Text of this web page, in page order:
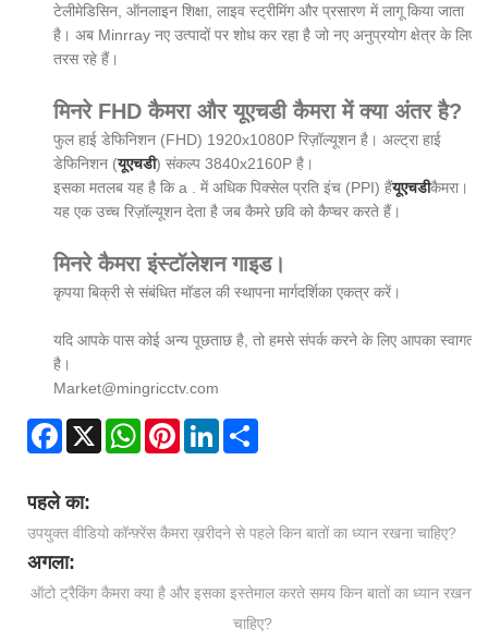
टेलीमेडिसिन, ऑनलाइन शिक्षा, लाइव स्ट्रीमिंग और प्रसारण में लागू किया जाता
है। अब Minrray नए उत्पादों पर शोध कर रहा है जो नए अनुप्रयोग क्षेत्र के लिए
तरस रहे हैं।
मिनरे FHD कैमरा और यूएचडी कैमरा में क्या अंतर है?
फुल हाई डेफिनिशन (FHD) 1920x1080P रिज़ॉल्यूशन है। अल्ट्रा हाई
डेफिनिशन (यूएचडी) संकल्प 3840x2160P है।
इसका मतलब यह है कि a . में अधिक पिक्सेल प्रति इंच (PPI) हैंयूएचडीकैमरा।
यह एक उच्च रिज़ॉल्यूशन देता है जब कैमरे छवि को कैप्चर करते हैं।
मिनरे कैमरा इंस्टॉलेशन गाइड।
कृपया बिक्री से संबंधित मॉडल की स्थापना मार्गदर्शिका एकत्र करें।
यदि आपके पास कोई अन्य पूछताछ है, तो हमसे संपर्क करने के लिए आपका स्वागत
है।
Market@mingricctv.com
Facebook
X WhatsAppPinterestLinkedIn
पहले का:
उपयुक्त वीडियो कॉन्फ़्रेंस कैमरा ख़रीदने से पहले किन बातों का ध्यान रखना चाहिए?
अगला:
ऑटो ट्रैकिंग कैमरा क्या है और इसका इस्तेमाल करते समय किन बातों का ध्यान रखना
चाहिए?